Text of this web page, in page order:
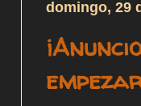
domingo, 29